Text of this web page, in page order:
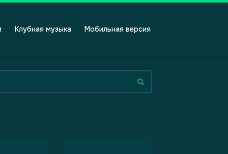
Клубная музыка Мобильная версия